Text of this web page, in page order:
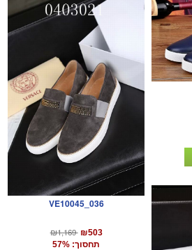
VE10045_036
₪1,169 ₪503
תחסוך: 57%